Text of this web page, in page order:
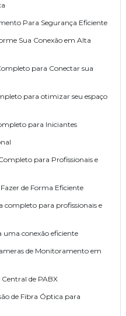
Para Segurança Eficiente
Sua Conexão em Alta
para Conectar sua
para otimizar seu espaço
para Iniciantes
para Profissionais e
de Forma Eficiente
completo para profissionais e
uma conexão eficiente
de Monitoramento em
de PABX
de Fibra Óptica para